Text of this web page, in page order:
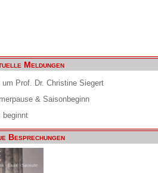
Meldungen
Prof. Dr. Christine Siegert
& Saisonbeginn
beginnt
Besprechungen